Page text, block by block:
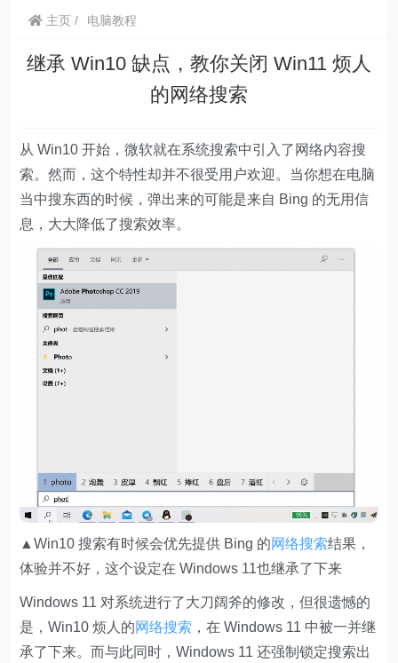
主页 电脑教程
继承 Win10 缺点，教你关闭 Win11 烦人
的网络搜索
从 Win10 开始，微软就在系统搜索中引入了网络内容搜
索。然而，这个特性却并不很受用户欢迎。当你想在电脑
当中搜东西的时候，弹出来的可能是来自 Bing 的无用信
息，大大降低了搜索效率。
▲Win10 搜索有时候会优先提供 Bing 的网络搜索结果，
体验并不好，这个设定在 Windows 11也继承了下来
Windows 11 对系统进行了大刀阔斧的修改，但很遗憾的
是，Win10 烦人的网络搜索 ，在 Windows 11 中被一并继
承了下来。而与此同时，Windows 11 还强制锁定搜索出